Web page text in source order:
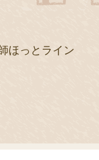
ほっとライン